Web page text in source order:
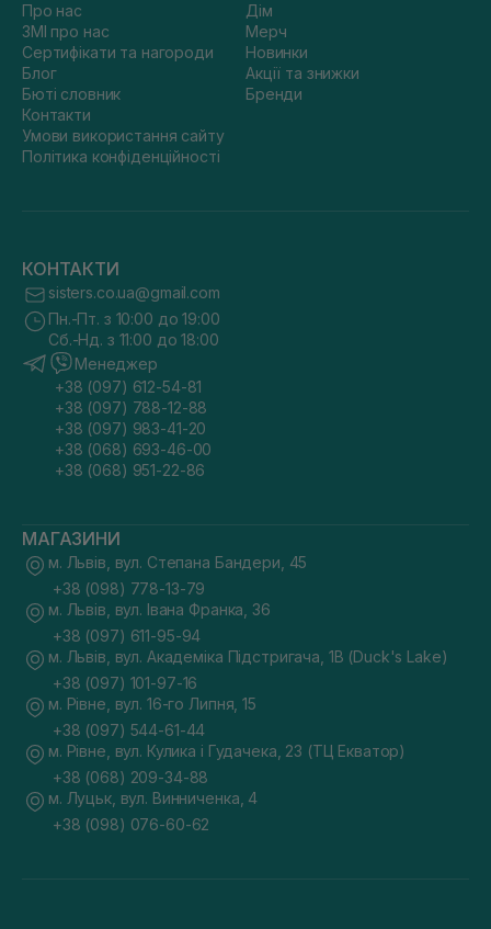
Про нас
ЗМІ про нас
Сертифікати та нагороди
Блог
Бюті словник
Контакти
Умови використання сайту
Політика конфіденційності
Дім
Мерч
Новинки
Акції та знижки
Бренди
КОНТАКТИ
sisters.co.ua@gmail.com
Пн.-Пт. з 10:00 до 19:00
Сб.-Нд. з 11:00 до 18:00
Менеджер
+38 (097) 612-54-81
+38 (097) 788-12-88
+38 (097) 983-41-20
+38 (068) 693-46-00
+38 (068) 951-22-86
МАГАЗИНИ
м. Львів, вул. Степана Бандери, 45
+38 (098) 778-13-79
м. Львів, вул. Івана Франка, 36
+38 (097) 611-95-94
м. Львів, вул. Академіка Підстригача, 1В (Duck's Lake)
+38 (097) 101-97-16
м. Рівне, вул. 16-го Липня, 15
+38 (097) 544-61-44
м. Рівне, вул. Кулика і Гудачека, 23 (ТЦ Екватор)
+38 (068) 209-34-88
м. Луцьк, вул. Винниченка, 4
+38 (098) 076-60-62